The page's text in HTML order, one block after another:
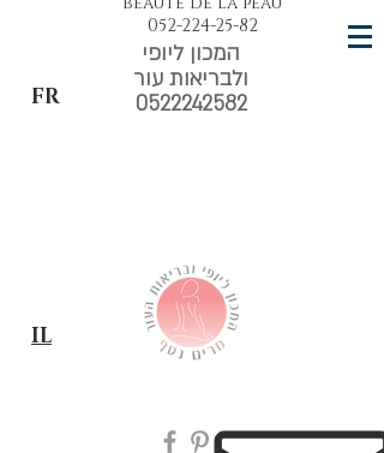
FR
המכון ליופי
ולבריאות עור
0522242582
052-224-25-82
IL